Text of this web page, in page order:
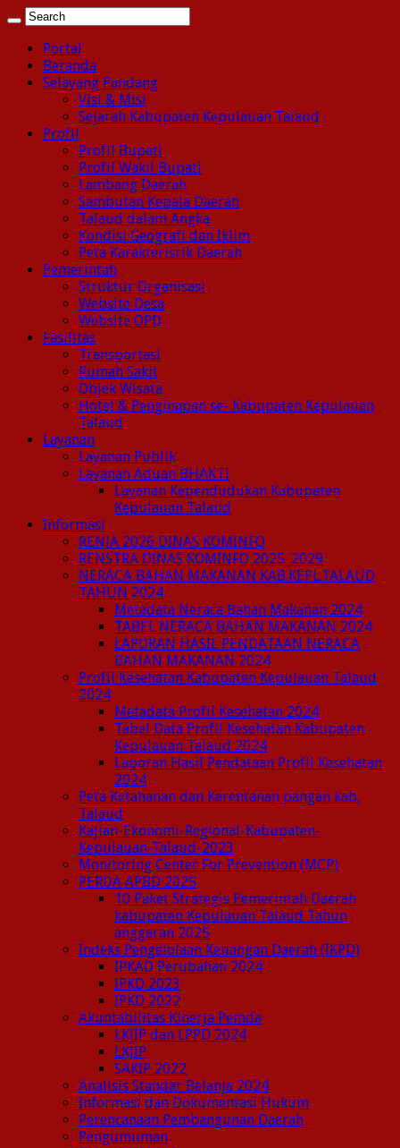
Portal
Beranda
Selayang Pandang
Visi & Misi
Sejarah Kabupaten Kepulauan Talaud
Profil
Profil Bupati
Profil Wakil Bupati
Lambang Daerah
Sambutan Kepala Daerah
Talaud dalam Angka
Kondisi Geografi dan Iklim
Peta Karakterisrik Daerah
Pemerintah
Struktur Organisasi
Website Desa
Website OPD
Fasilitas
Transportasi
Rumah Sakit
Objek Wisata
Hotel & Penginapan se- Kabupaten Kepulauan
Talaud
Layanan
Layanan Publik
Layanan Aduan BHAKTI
Layanan Kependudukan Kabupaten
Kepulauan Talaud
Informasi
RENJA 2026 DINAS KOMINFO
RENSTRA DINAS KOMINFO 2025_2029
NERACA BAHAN MAKANAN KAB.KEPL.TALAUD
TAHUN 2024
Metadata Neraca Bahan Makanan 2024
TABEL NERACA BAHAN MAKANAN 2024
LAPORAN HASIL PENDATAAN NERACA
BAHAN MAKANAN 2024
Profil Kesehatan Kabupaten Kepulauan Talaud
2024
Metadata Profil Kesehatan 2024
Tabel Data Profil Kesehatan Kabupaten
Kepulauan Talaud 2024
Laporan Hasil Pendataan Profil Kesehatan
2024
Peta Ketahanan dan Kerentanan pangan kab.
Talaud
Kajian-Ekonomi-Regional-Kabupaten-
Kepulauan-Talaud-2023
Monitoring Center For Prevention (MCP)
PERDA APBD 2025
10 Paket Strategis Pemerintah Daerah
kabupaten Kepulauan Talaud Tahun
anggaran 2025
Indeks Pengelolaan Keuangan Daerah (IKPD)
IPKAD Perubahan 2024
IPKD 2023
IPKD 2022
Akuntabilitas Kinerja Pemda
LKjIP dan LPPD 2024
LKJIP
SAKIP 2022
Analisis Standar Belanja 2024
Informasi dan Dokumentasi Hukum
Perencanaan Pembangunan Daerah
Pengumuman